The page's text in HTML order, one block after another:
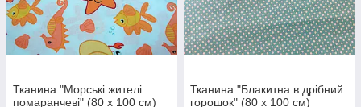
Тканина "Морські жителі
помаранчеві" (80 х 100 см)
Тканина "Блакитна в дрібний
горошок" (80 х 100 см)